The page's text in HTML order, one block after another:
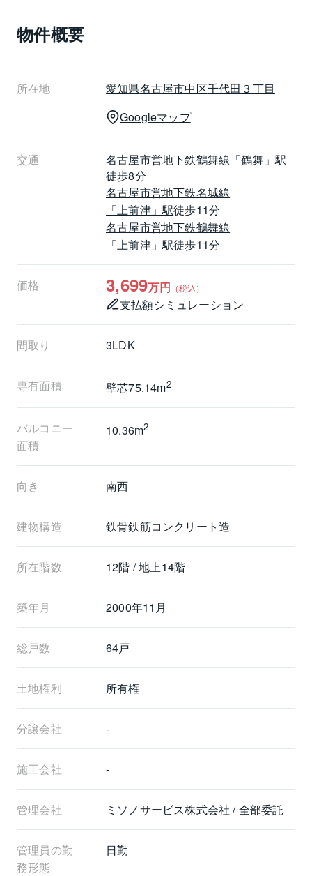
《室内の特徴》
・専有部分(壁芯)75.14㎡
・12階部分南向きのため陽当り・眺望良好
〇システムキッチン新規交換〇ユニットバス新規交換
〇温水洗浄機能付トイレ新規交換〇洗面化粧台新規交
換
〇洗濯機防水パン新規交換〇フローリング上張り
〇クロス張替〇クッションフロア張替
〇畳表替〇建具新規交換
〇レースカーテン設置〇ハウスクリーニング　他
ご希望の際は【八木】までお問い合わせくださいま
八木携帯：080-7226-1677
物件概要
所在地 愛知県名古屋市中区千代田３丁目
Googleマップ
交通 名古屋市営地下鉄鶴舞線 「鶴舞」駅
徒歩8分
名古屋市営地下鉄名城線
「上前津」駅徒歩11分
名古屋市営地下鉄鶴舞線
「上前津」駅徒歩11分
価格 3,699万円 （税込）
支払額シミュレーション
間取り 3LDK
専有面積 壁芯75.14m2
バルコニー
面積
10.36m2
向き 南西
建物構造 鉄骨鉄筋コンクリート造
所在階数 12階 / 地上14階
築年月 2000年11月
総戸数 64戸
土地権利 所有権
分譲会社 -
施工会社 -
管理会社 ミソノサービス株式会社 / 全部委託
管理員の勤
務形態
日勤